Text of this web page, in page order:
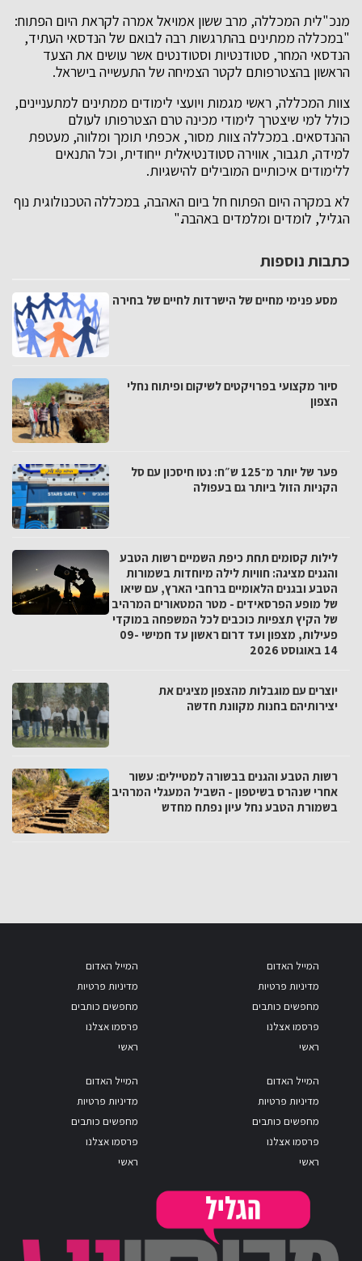
מנכ"לית המכללה, מרב ששון אמויאל אמרה לקראת היום הפתוח:
"במכללה ממתינים בהתרגשות רבה לבואם של הנדסאי העתיד,
הנדסאי המחר, סטודנטיות וסטודנטים אשר עושים את הצעד
הראשון בהצטרפותם לקטר הצמיחה של התעשייה בישראל.
צוות המכללה, ראשי מגמות ויועצי לימודים ממתינים למתעניינים,
כולל למי שיצטרך לימודי מכינה טרם הצטרפותו לעולם
ההנדסאים. במכללה צוות מסור, אכפתי תומך ומלווה, מעטפת
למידה, תגבור, אווירה סטודנטיאלית ייחודית, וכל התנאים
ללימודים איכותיים המובילים להישגיות.
לא במקרה היום הפתוח חל ביום האהבה, במכללה הטכנולוגית נוף
הגליל, לומדים ומלמדים באהבה."
כתבות נוספות
מסע פנימי מחיים של הישרדות לחיים של בחירה
סיור מקצועי בפרויקטים לשיקום ופיתוח נחלי
הצפון
פער של יותר מ־125 ש״ח: נטו חיסכון עם סל
הקניות הזול ביותר גם בעפולה
לילות קסומים תחת כיפת השמיים רשות הטבע
והגנים מציגה: חוויות לילה מיוחדות בשמורות
הטבע ובגנים הלאומיים ברחבי הארץ, עם שיאו
של מופע הפרסאידים - מטר המטאורים המרהיב
של הקיץ תצפיות כוכבים לכל המשפחה במוקדי
פעילות, מצפון ועד דרום ראשון עד חמישי 09-
14 באוגוסט 2026
יוצרים עם מוגבלות מהצפון מציגים את
יצירותיהם בחנות מקוונת חדשה
רשות הטבע והגנים בבשורה למטיילים: עשור
אחרי שנהרס בשיטפון - השביל המעגלי המרהיב
בשמורת הטבע נחל עיון נפתח מחדש
המייל האדום
מדיניות פרטיות
מחפשים כותבים
פרסמו אצלנו
ראשי
המייל האדום
מדיניות פרטיות
מחפשים כותבים
פרסמו אצלנו
ראשי
המייל האדום
מדיניות פרטיות
מחפשים כותבים
פרסמו אצלנו
ראשי
המייל האדום
מדיניות פרטיות
מחפשים כותבים
פרסמו אצלנו
ראשי